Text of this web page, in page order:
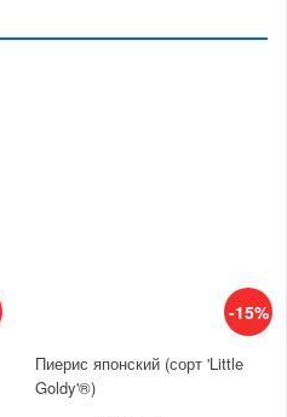
-15%
Пиерис японский (сорт 'Little
Goldy'®)